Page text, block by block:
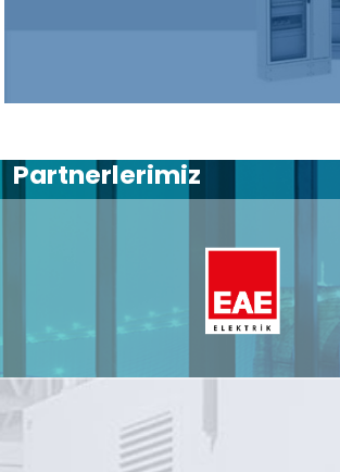
Partnerlerimiz